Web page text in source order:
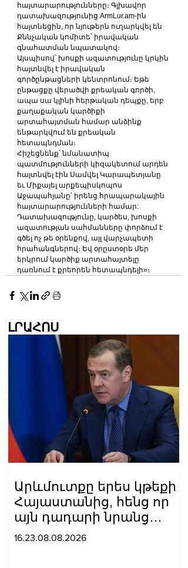
հայտարարությունները։ Գլխավոր
դատախազությունից ArmLur.am-ին
հայտնեցին, որ նյութերն ուղարկվել են
Քննչական կոմիտե՝ իրավական
գնահատման նպատակով։
Այսպիսով՝ խոսքի ազատությունը կրկին
հայտնվել է իրավական
գործընթացների կենտրոնում։ Եթե
ընթացքը վերածվի քրեական գործի,
ապա սա կլինի հերթական դեպքը, երբ
քաղաքական կարծիքի
արտահայտման համար անձինք
ենթարկվում են քրեական
հետապնդման։
Հիշեցնենք՝ նմանատիպ
պատմությունների կիզակետում արդեն
հայտնվել էին Սամվել Կարապետյանը
եւ Միքայել արքեպիսկոպոս
Աջապահյանը՝ իրենց հրապարակային
հայտարարությունների համար:
Դատախազությունը, կարծես, խոսքի
ազատության սահմանները փորձում է
գծել ոչ թե օրենքով, այլ վարչապետի
հրահանգներով։ Եվ օրըստօրե մեր
երկրում կարծիք արտահայտելը
դառնում է քրեորեն հետապնդելի»։
ԼՐԱՀՈՍ
Արևմուտքը երես կթեքի
Հայաստանից, հենց որ
այն դադարի նրանց
համար
16.23.08.08.2026